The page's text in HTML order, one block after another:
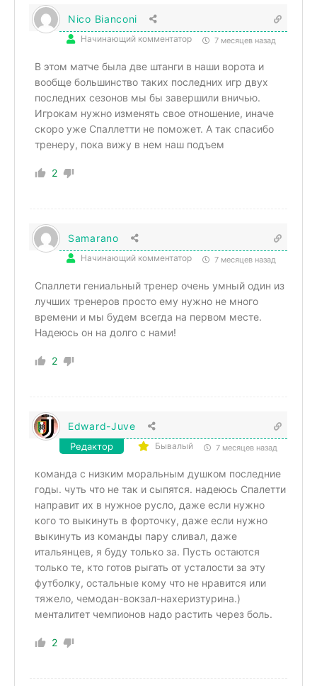
Nico Bianconi
Начинающий комментатор 7 месяцев назад
В этом матче была две штанги в наши ворота и
вообще большинство таких последних игр двух
последних сезонов мы бы завершили вничью.
Игрокам нужно изменять свое отношение, иначе
скоро уже Спаллетти не поможет. А так спасибо
тренеру, пока вижу в нем наш подъем
2
Samarano
Начинающий комментатор 7 месяцев назад
Спаллети гениальный тренер очень умный один из
лучших тренеров просто ему нужно не много
времени и мы будем всегда на первом месте.
Надеюсь он на долго с нами!
2
Edward-Juve
Редактор Бывалый 7 месяцев назад
команда с низким моральным душком последние
годы. чуть что не так и сыпятся. надеюсь Спалетти
направит их в нужное русло, даже если нужно
кого то выкинуть в форточку, даже если нужно
выкинуть из команды пару сливал, даже
итальянцев, я буду только за. Пусть остаются
только те, кто готов рыгать от усталости за эту
футболку, остальные кому что не нравится или
тяжело, чемодан-вокзал-нахеризтурина.)
менталитет чемпионов надо растить через боль.
2